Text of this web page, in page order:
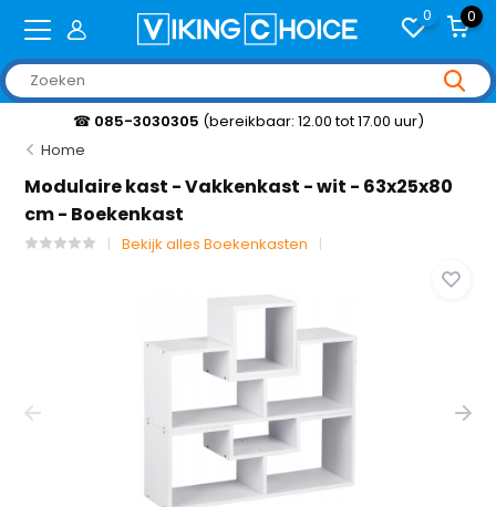
0 0
☎ 085-3030305 (bereikbaar: 12.00 tot 17.00 uur)
Home
Modulaire kast - Vakkenkast - wit - 63x25x80
cm - Boekenkast
Bekijk alles Boekenkasten